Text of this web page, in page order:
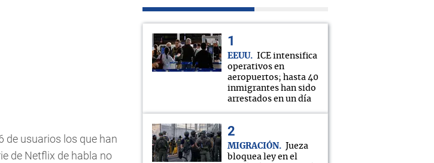
de usuarios los que han
de Netflix de habla no
EEUU
ICE intensifica
operativos en
aeropuertos; hasta 40
inmigrantes han sido
arrestados en un día
MIGRACIÓN
Jueza
bloquea ley en el